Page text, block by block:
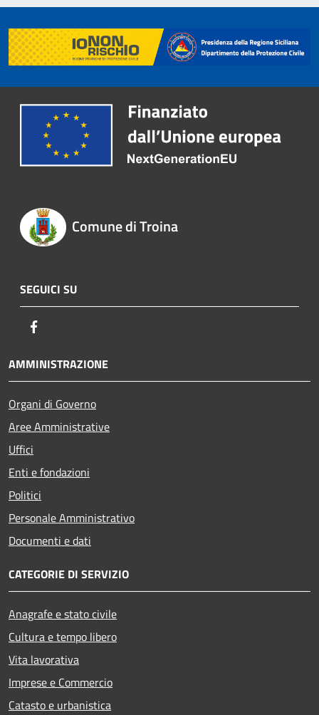
Comune di Troina
SEGUICI SU
AMMINISTRAZIONE
Organi di Governo
Aree Amministrative
Uffici
Enti e fondazioni
Politici
Personale Amministrativo
Documenti e dati
CATEGORIE DI SERVIZIO
Anagrafe e stato civile
Cultura e tempo libero
Vita lavorativa
Imprese e Commercio
Catasto e urbanistica